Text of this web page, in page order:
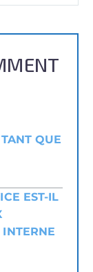
QUE
EST-IL
INTERNE